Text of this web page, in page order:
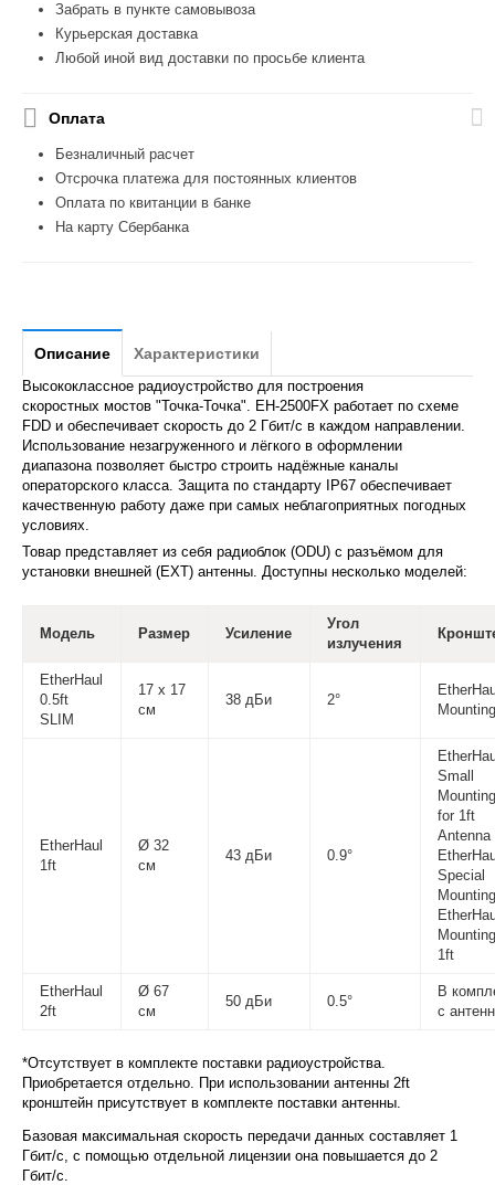
Забрать в пункте самовывоза
Курьерская доставка
Любой иной вид доставки по просьбе клиента
Оплата
Безналичный расчет
Отсрочка платежа для постоянных клиентов
Оплата по квитанции в банке
На карту Сбербанка
Описание Характеристики
Высококлассное радиоустройство для построения
скоростных мостов "Точка-Точка". EH-2500FX работает по схеме
FDD и обеспечивает скорость до 2 Гбит/с в каждом направлении.
Использование незагруженного и лёгкого в оформлении
диапазона позволяет быстро строить надёжные каналы
операторского класса. Защита по стандарту IP67 обеспечивает
качественную работу даже при самых неблагоприятных погодных
условиях.
Товар представляет из себя радиоблок (ODU) с разъёмом для
установки внешней (EXT) антенны. Доступны несколько моделей:
Модель Размер Усиление
Угол
излучения
EtherHaul
0.5ft
SLIM
17 х 17
см
38 дБи 2°
EtherHaul
1ft
Ø 32
см
43 дБи 0.9°
Small
for 1ft
Antenna
Special
1ft
EtherHaul
2ft
Ø 67
см
50 дБи 0.5°
В
с
*Отсутствует в комплекте поставки радиоустройства.
Приобретается отдельно. При использовании антенны 2ft
кронштейн присутствует в комплекте поставки антенны.
Базовая максимальная скорость передачи данных составляет 1
Гбит/с, с помощью отдельной лицензии она повышается до 2
Гбит/с.